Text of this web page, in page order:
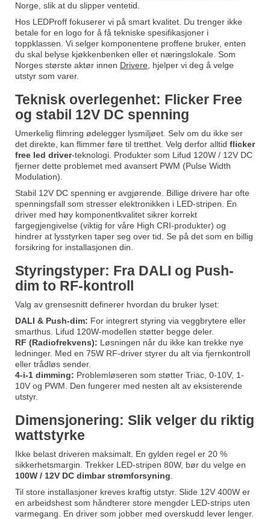
Norge, slik at du slipper ventetid.
Hos LEDProff fokuserer vi på smart kvalitet. Du trenger ikke
betale for en logo for å få tekniske spesifikasjoner i
toppklassen. Vi selger komponentene proffene bruker, enten
du skal belyse kjøkkenbenken eller et næringslokale. Som
Norges største aktør innen Drivere , hjelper vi deg å velge
utstyr som varer.
Teknisk overlegenhet: Flicker Free
og stabil 12V DC spenning
Umerkelig flimring ødelegger lysmiljøet. Selv om du ikke ser
det direkte, kan flimmer føre til tretthet. Velg derfor alltid flicker
free led driver-teknologi. Produkter som Lifud 120W / 12V DC
fjerner dette problemet med avansert PWM (Pulse Width
Modulation).
Stabil 12V DC spenning er avgjørende. Billige drivere har ofte
spenningsfall som stresser elektronikken i LED-stripen. En
driver med høy komponentkvalitet sikrer korrekt
fargegjengivelse (viktig for våre High CRI-produkter) og
hindrer at lysstyrken taper seg over tid. Se på det som en billig
forsikring for installasjonen din.
Styringstyper: Fra DALI og Push-
dim to RF-kontroll
Valg av grensesnitt definerer hvordan du bruker lyset:
DALI & Push-dim: For integrert styring via veggbrytere eller
smarthus. Lifud 120W-modellen støtter begge deler.
RF (Radiofrekvens): Løsningen når du ikke kan trekke nye
ledninger. Med en 75W RF-driver styrer du alt via fjernkontroll
eller trådløs sender.
4-i-1 dimming: Problemløseren som støtter Triac, 0-10V, 1-
10V og PWM. Den fungerer med nesten alt av eksisterende
utstyr.
Dimensjonering: Slik velger du riktig
wattstyrke
Ikke belast driveren maksimalt. En gylden regel er 20 %
sikkerhetsmargin. Trekker LED-stripen 80W, bør du velge en
100W / 12V DC dimbar strømforsyning
Til store installasjoner kreves kraftig utstyr. Slide 12V 400W er
en arbeidshest som håndterer store mengder LED-strips uten
varmegang. En driver som jobber med overskudd lever lenger.